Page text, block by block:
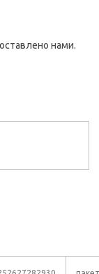
нами.